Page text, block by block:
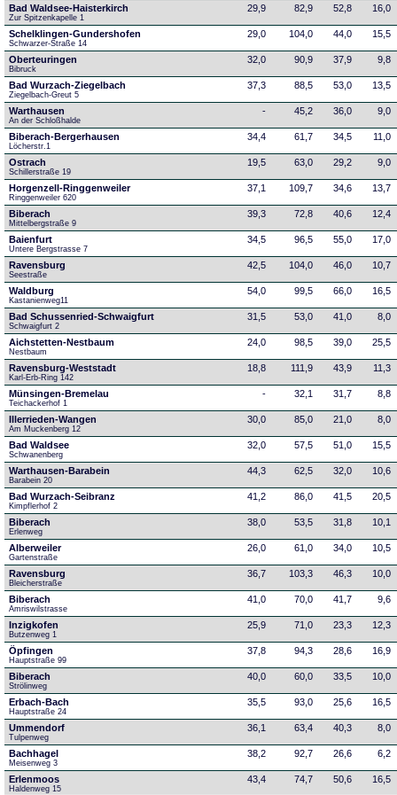
Bad Waldsee-Haisterkirch
Zur Spitzenkapelle 1
29,9 82,9 52,8 16,0
Schelklingen-Gundershofen
Schwarzer-Straße 14
29,0 104,0 44,0 15,5
Oberteuringen
Bibruck
32,0 90,9 37,9 9,8
Bad Wurzach-Ziegelbach
Ziegelbach-Greut 5
37,3 88,5 53,0 13,5
Warthausen
An der Schloßhalde
- 45,2 36,0 9,0
Biberach-Bergerhausen
Löcherstr.1
34,4 61,7 34,5 11,0
Ostrach
Schillerstraße 19
19,5 63,0 29,2 9,0
Horgenzell-Ringgenweiler
Ringgenweiler 620
37,1 109,7 34,6 13,7
Biberach
Mittelbergstraße 9
39,3 72,8 40,6 12,4
Baienfurt
Untere Bergstrasse 7
34,5 96,5 55,0 17,0
Ravensburg
Seestraße
42,5 104,0 46,0 10,7
Waldburg
Kastanienweg11
54,0 99,5 66,0 16,5
Bad Schussenried-Schwaigfurt
Schwaigfurt 2
31,5 53,0 41,0 8,0
Aichstetten-Nestbaum
Nestbaum
24,0 98,5 39,0 25,5
Ravensburg-Weststadt
Karl-Erb-Ring 142
18,8 111,9 43,9 11,3
Münsingen-Bremelau
Teichackerhof 1
- 32,1 31,7 8,8
Illerrieden-Wangen
Am Muckenberg 12
30,0 85,0 21,0 8,0
Bad Waldsee
Schwanenberg
32,0 57,5 51,0 15,5
Warthausen-Barabein
Barabein 20
44,3 62,5 32,0 10,6
Bad Wurzach-Seibranz
Kimpflerhof 2
41,2 86,0 41,5 20,5
Biberach
Erlenweg
38,0 53,5 31,8 10,1
Alberweiler
Gartenstraße
26,0 61,0 34,0 10,5
Ravensburg
Bleicherstraße
36,7 103,3 46,3 10,0
Biberach
Amriswilstrasse
41,0 70,0 41,7 9,6
Inzigkofen
Butzenweg 1
25,9 71,0 23,3 12,3
Öpfingen
Hauptstraße 99
37,8 94,3 28,6 16,9
Biberach
Strölinweg
40,0 60,0 33,5 10,0
Erbach-Bach
Hauptstraße 24
35,5 93,0 25,6 16,5
Ummendorf
Tulpenweg
36,1 63,4 40,3 8,0
Bachhagel
Meisenweg 3
38,2 92,7 26,6 6,2
Erlenmoos
Haldenweg 15
43,4 74,7 50,6 16,5